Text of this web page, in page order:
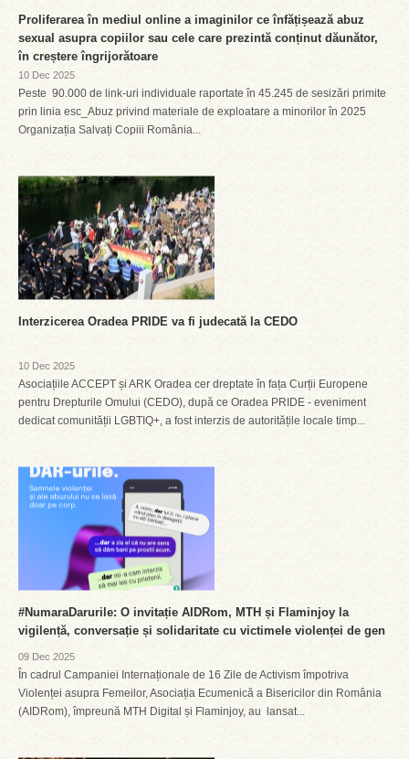
Proliferarea în mediul online a imaginilor ce înfățișează abuz
sexual asupra copiilor sau cele care prezintă conținut dăunător,
în creștere îngrijorătoare
10 Dec 2025
Peste 90.000 de link-uri individuale raportate în 45.245 de sesizări primite
prin linia esc_Abuz privind materiale de exploatare a minorilor în 2025
Organizația Salvați Copiii România...
Interzicerea Oradea PRIDE va fi judecată la CEDO
10 Dec 2025
Asociațiile ACCEPT și ARK Oradea cer dreptate în fața Curții Europene
pentru Drepturile Omului (CEDO), după ce Oradea PRIDE - eveniment
dedicat comunității LGBTIQ+, a fost interzis de autoritățile locale timp...
#NumaraDarurile: O invitație AIDRom, MTH și Flaminjoy la
vigilență, conversație și solidaritate cu victimele violenței de gen
09 Dec 2025
În cadrul Campaniei Internaționale de 16 Zile de Activism împotriva
Violenței asupra Femeilor, Asociația Ecumenică a Bisericilor din România
(AIDRom), împreună MTH Digital și Flaminjoy, au lansat...